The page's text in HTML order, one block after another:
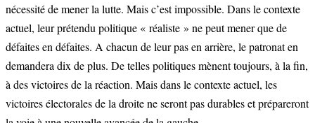
nécessité de mener la lutte. Mais c’est impossible. Dans le contexte
actuel, leur prétendu politique « réaliste » ne peut mener que de
défaites en défaites. A chacun de leur pas en arrière, le patronat en
demandera dix de plus. De telles politiques mènent toujours, à la fin,
à des victoires de la réaction. Mais dans le contexte actuel, les
victoires électorales de la droite ne seront pas durables et prépareront